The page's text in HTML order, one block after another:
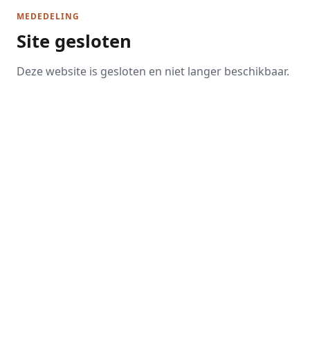
MEDEDELING
Site gesloten
Deze website is gesloten en niet langer beschikbaar.